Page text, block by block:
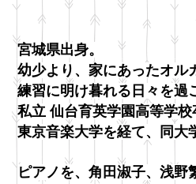
宮城県出身。
幼少より、家にあったオル
練習に明け暮れる日々を過
私立 仙台育英学園高等学校
東京音楽大学を経て、同大
ピアノを、角田淑子、浅野